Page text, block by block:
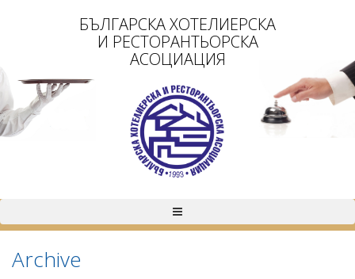
БЪЛГАРСКА ХОТЕЛИЕРСКА
И РЕСТОРАНТЬОРСКА
АСОЦИАЦИЯ
Archive